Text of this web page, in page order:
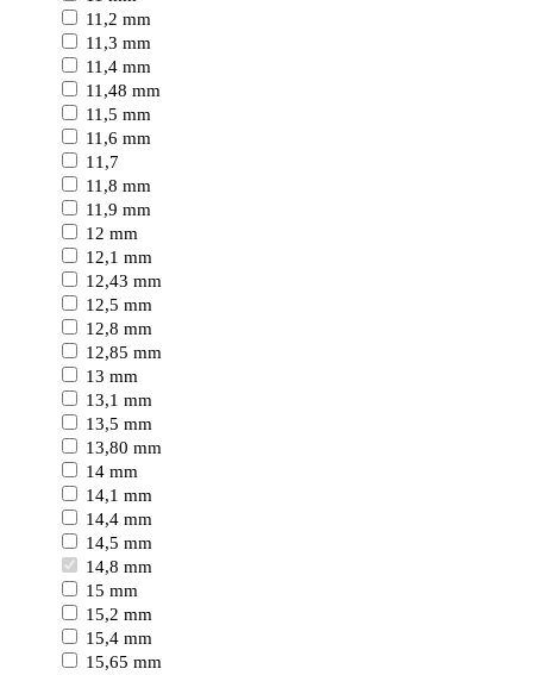
11,2 mm
11,3 mm
11,4 mm
11,48 mm
11,5 mm
11,6 mm
11,7
11,8 mm
11,9 mm
12 mm
12,1 mm
12,43 mm
12,5 mm
12,8 mm
12,85 mm
13 mm
13,1 mm
13,5 mm
13,80 mm
14 mm
14,1 mm
14,4 mm
14,5 mm
14,8 mm
15 mm
15,2 mm
15,4 mm
15,65 mm